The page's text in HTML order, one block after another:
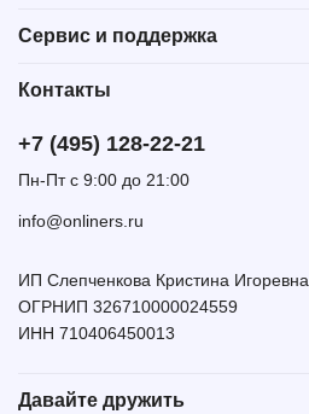
Сервис и поддержка
Контакты
+7 (495) 128-22-21
Пн-Пт с 9:00 до 21:00
info@onliners.ru
ИП Слепченкова Кристина Игоревна
ОГРНИП 326710000024559
ИНН 710406450013
Давайте дружить